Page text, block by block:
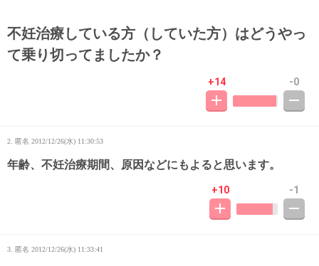
不妊治療している方（していた方）はどうやっ
て乗り切ってましたか？
+14 -0
2. 匿名 2012/12/26(水) 11:30:53
年齢、不妊治療期間、原因などにもよると思います。
+10 -1
3. 匿名 2012/12/26(水) 11:33:41